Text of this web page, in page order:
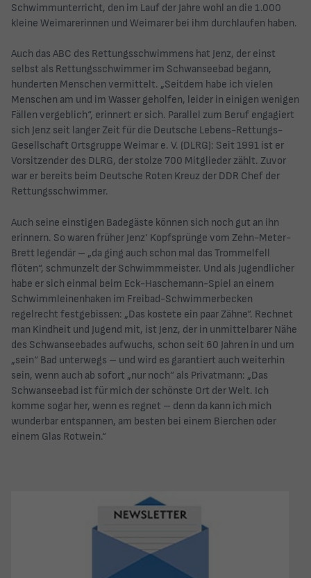
Schwimmunterricht, den im Lauf der Jahre wohl an die 1.000
kleine Weimarerinnen und Weimarer bei ihm durchlaufen haben.
Auch das ABC des Rettungsschwimmens hat Jenz, der einst
selbst als Rettungsschwimmer im Schwanseebad begann,
hunderten Menschen vermittelt. „Seitdem habe ich vielen
Menschen am und im Wasser geholfen, leider in einigen wenigen
Fällen vergeblich“, erinnert er sich. Parallel zum Beruf engagiert
sich Jenz seit langer Zeit für die Deutsche Lebens-Rettungs-
Gesellschaft Ortsgruppe Weimar e. V. (DLRG): Seit 1991 ist er
Vorsitzender des DLRG, der stolze 700 Mitglieder zählt. Zuvor
war er bereits beim Deutsche Roten Kreuz der DDR Chef der
Rettungsschwimmer.
Auch seine einstigen Badegäste können sich noch gut an ihn
erinnern. So waren früher Jenz‘ Kopfsprünge vom Zehn-Meter-
Brett legendär – „da ging auch schon mal das Trommelfell
flöten“, schmunzelt der Schwimmmeister. Und als Jugendlicher
habe er sich einmal beim Eck-Haschemann-Spiel an einem
Schwimmleinenhaken im Freibad-Schwimmerbecken
regelrecht festgebissen: „Das kostete ein paar Zähne“. Rechnet
man Kindheit und Jugend mit, ist Jenz, der in unmittelbarer Nähe
des Schwanseebades aufwuchs, schon seit 60 Jahren in und um
„sein“ Bad unterwegs – und wird es garantiert auch weiterhin
sein, wenn auch ab sofort „nur noch“ als Privatmann: „Das
Schwanseebad ist für mich der schönste Ort der Welt. Ich
komme sogar her, wenn es regnet – denn da kann ich mich
wunderbar entspannen, am besten bei einem Bierchen oder
einem Glas Rotwein.“